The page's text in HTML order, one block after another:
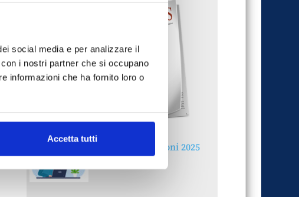
social media e per analizzare il
i nostri partner che si occupano
informazioni che ha fornito loro o
Accetta tutti
Reclami e sanzioni 2025